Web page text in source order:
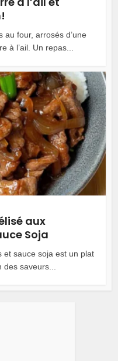
au four, arrosés d’une
à l’ail. Un repas...
aux
Soja
sauce soja est un plat
saveurs...